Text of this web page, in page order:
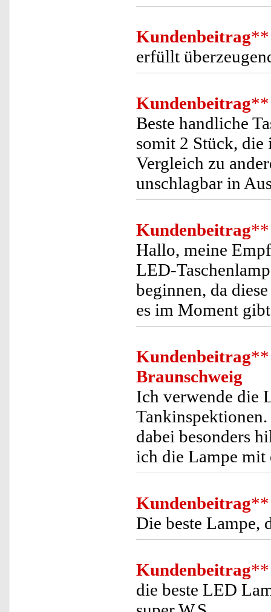
Kundenbeitrag**
erfüllt
Kundenbeitrag**
Beste handliche
somit 2 Stück,
Vergleich zu
unschlagbar in
Kundenbeitrag**
Hallo, meine
LED-
beginnen, da
es im Moment
Kundenbeitrag**
Braunschweig
Ich verwende die
dabei besonders
ich die Lampe mit
Kundenbeitrag**
Die beste Lampe,
Kundenbeitrag**
die beste LED